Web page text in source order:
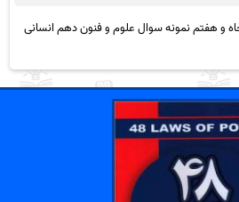
و هفتم نمونه سوال علوم و فنون دهم انسانی